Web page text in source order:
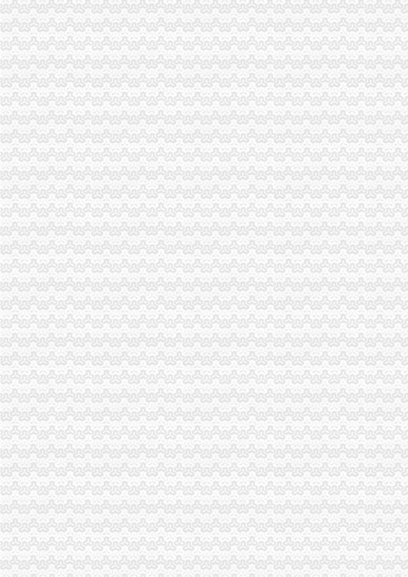
ForceDefender(FD)的小站（豆瓣音乐人）
四川风建筑装饰装修工程有限公司的地址谁知道？
成王败寇09315_新浪博客
深圳前海VS领呈商务_新浪博客
【深圳南山区企业变更|公司名称变更|公司/法人变更】-深圳赶集网
南山“e事通”方便3万新生入学_深圳新闻_全迅速的深圳资讯—
南山融资担保公司代办,办理中外合资需要资料,设立融资租赁公司
深圳内资公司注册：如何注册深圳福田/南山/罗湖公司的流程/资料/费用
南山代理记账报税流程？南山沙河代理记账工商年检深圳记账报税今
红梅王十朋-搜百科
南山区推出“e事通”新生入学核验省事了|新生|入学_凤凰资讯
南山“e事通”方便3万新生入学|群众路线|新生_凤凰资讯
南山定位世界级创新型滨海中心城区_搜狐新闻_搜狐网
上海百佳建筑装饰工程有限公司_上海百佳建筑装饰工程有限公司
深圳南山专业工商代理哪家好？专业财税代理让您省心省力-中介代理-
东江环保股份有限公司公告（系列）_焦点_新浪财经_新浪网
注册深圳南山区小企业.doc
南山塘朗记账报税价格多少年底有没有优惠深圳记账报税今题网
深圳市南山区外资公司注册|代办公司注册-浩瀚财务_【公司注册服务】
中国版权转让黄页|名录_中国版权转让公司|厂家-八方资源网版权转让